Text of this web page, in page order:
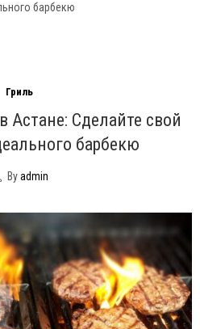
барбекю
Гриль
Астане: Сделайте свой
барбекю
Byadmin